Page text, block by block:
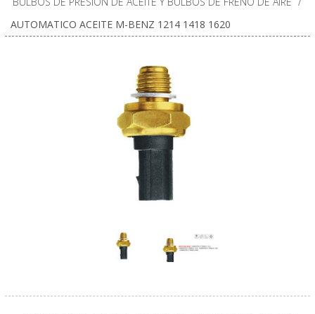
AUTOMATICO ACEITE M-BENZ 1214 1418 1620